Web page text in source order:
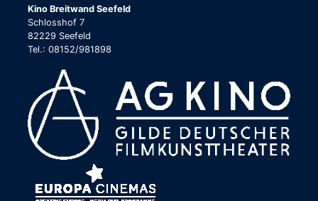
Kino Breitwand Seefeld
Schlosshof 7
82229 Seefeld
Tel.: 08152/981898